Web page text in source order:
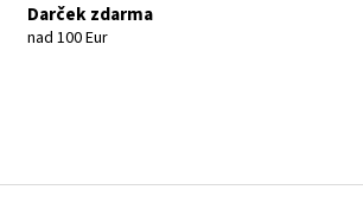
Darček zdarma
nad 100 Eur